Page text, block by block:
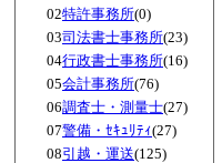
02特許事務所(0)
03司法書士事務所(23)
04行政書士事務所(16)
05会計事務所(76)
06調査士・測量士(27)
07警備・ｾｷｭﾘﾃｨ(27)
08引越・運送(125)